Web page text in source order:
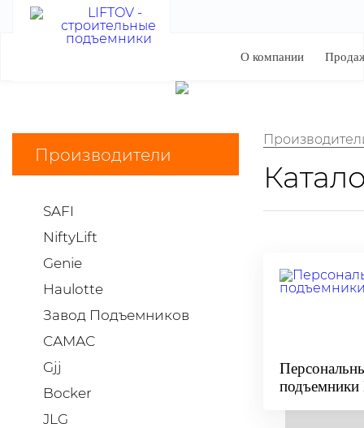
О компании
Производители
SAFI
NiftyLift
Genie
Haulotte
Завод Подъемников
САМАС
Gjj
Bocker
JLG